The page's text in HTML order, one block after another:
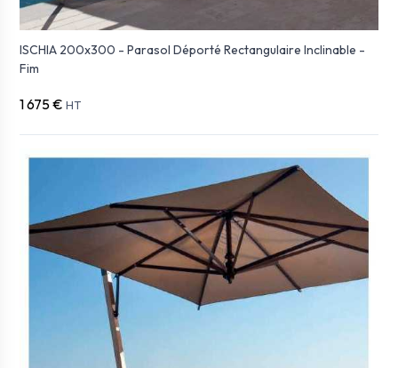
ISCHIA 200x300 - Parasol Déporté Rectangulaire Inclinable -
Fim
1 675 € HT